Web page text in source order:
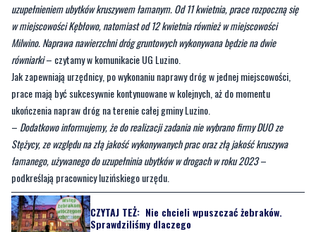
uzupełnieniem ubytków kruszywem łamanym. Od 11 kwietnia, prace rozpoczną się
w miejscowości Kębłowo, natomiast od 12 kwietnia również w miejscowości
Milwino. Naprawa nawierzchni dróg gruntowych wykonywana będzie na dwie
równiarki– czytamy w komunikacie UG Luzino.
Jak zapewniają urzędnicy, po wykonaniu naprawy dróg w jednej miejscowości,
prace mają być sukcesywnie kontynuowane w kolejnych, aż do momentu
ukończenia napraw dróg na terenie całej gminy Luzino.
– Dodatkowo informujemy, że do realizacji zadania nie wybrano firmy DUO ze
Stężycy, ze względu na złą jakość wykonywanych prac oraz złą jakość kruszywa
łamanego, używanego do uzupełninia ubytków w drogach w roku 2023–
podkreślają pracownicy luzińskiego urzędu.
CZYTAJ TEŻ: Nie chcieli wpuszczać żebraków.
Sprawdziliśmy dlaczego